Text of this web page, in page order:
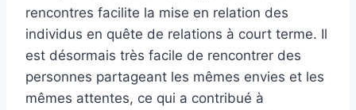
rencontres facilite la mise en relation des
individus en quête de relations à court terme. Il
est désormais très facile de rencontrer des
personnes partageant les mêmes envies et les
mêmes attentes, ce qui a contribué à